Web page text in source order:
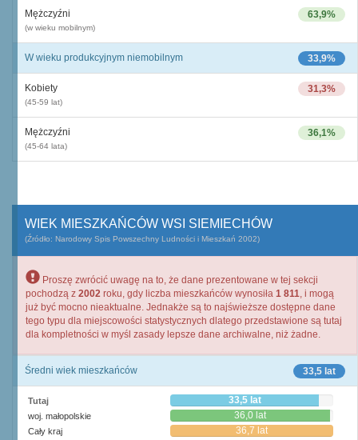
63,9%
Mężczyźni
(w wieku mobilnym)
33,9%
W wieku produkcyjnym niemobilnym
31,3%
Kobiety
(45-59 lat)
36,1%
Mężczyźni
(45-64 lata)
WIEK MIESZKAŃCÓW WSI SIEMIECHÓW
(Źródło: Narodowy Spis Powszechny Ludności i Mieszkań 2002)
Proszę zwrócić uwagę na to, że dane prezentowane w tej sekcji
pochodzą z 2002 roku, gdy liczba mieszkańców wynosiła 1 811, i mogą
już być mocno nieaktualne. Jednakże są to najświeższe dostępne dane
tego typu dla miejscowości statystycznych dlatego przedstawione są tutaj
dla kompletności w myśl zasady lepsze dane archiwalne, niż żadne.
33,5 lat
Średni wiek mieszkańców
Tutaj 33,5 lat
woj. małopolskie 36,0 lat
Cały kraj 36,7 lat